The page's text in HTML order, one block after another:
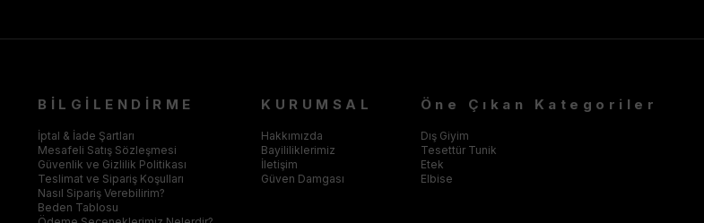
BİLGİLENDİRME
İptal & İade Şartları
Mesafeli Satış Sözleşmesi
Güvenlik ve Gizlilik Politikası
Teslimat ve Sipariş Koşulları
Nasıl Sipariş Verebilirim?
Beden Tablosu
KURUMSAL
Hakkımızda
Bayililiklerimiz
İletişim
Güven Damgası
Öne Çıkan Kategoriler
Dış Giyim
Tesettür Tunik
Etek
Elbise